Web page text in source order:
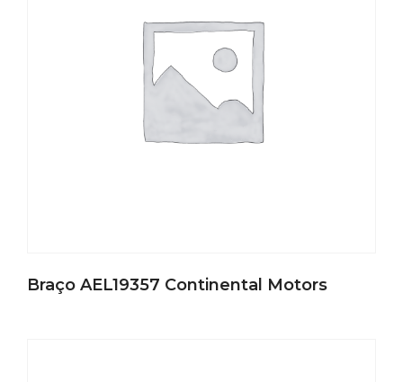
Braço AEL19357 Continental Motors